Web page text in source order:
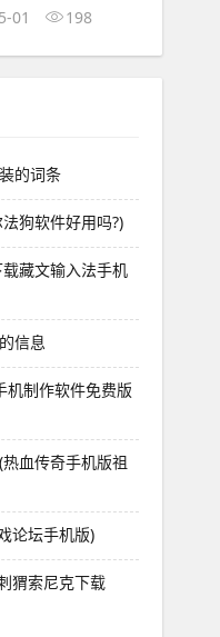
01
198
的词条
狗软件好用吗?)
藏文输入法手机
信息
制作软件免费版
血传奇手机版祖
论坛手机版)
猬索尼克下载